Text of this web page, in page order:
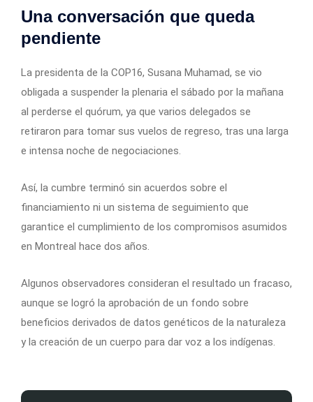
Una conversación que queda
pendiente
La presidenta de la COP16, Susana Muhamad, se vio
obligada a suspender la plenaria el sábado por la mañana
al perderse el quórum, ya que varios delegados se
retiraron para tomar sus vuelos de regreso, tras una larga
e intensa noche de negociaciones.
Así, la cumbre terminó sin acuerdos sobre el
financiamiento ni un sistema de seguimiento que
garantice el cumplimiento de los compromisos asumidos
en Montreal hace dos años.
Algunos observadores consideran el resultado un fracaso,
aunque se logró la aprobación de un fondo sobre
beneficios derivados de datos genéticos de la naturaleza
y la creación de un cuerpo para dar voz a los indígenas.